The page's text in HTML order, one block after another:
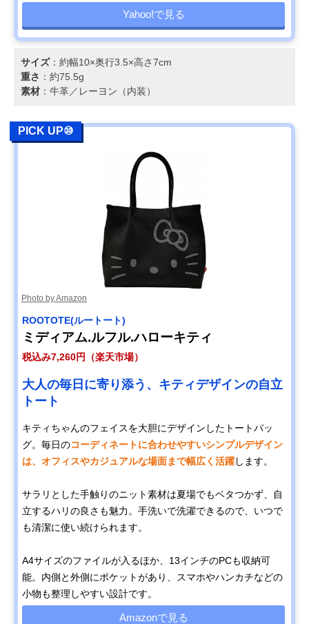
Yahoo!で見る
サイズ：約幅10×奥行3.5×高さ7cm
重さ ：約75.5g
素材 ：牛革／レーヨン（内装）
PICK UP⑩
Photo by Amazon
ROOTOTE(ルートート)
ミディアム.ルフル.ハローキティ
税込み7,260円（楽天市場）
大人の毎日に寄り添う、キティデザインの自立
トート
キティちゃんのフェイスを大胆にデザインしたトートバッ
グ。毎日のコーディネートに合わせやすいシンプルデザイン
は、オフィスやカジュアルな場面まで幅広く活躍します。
サラリとした手触りのニット素材は夏場でもベタつかず、自
立するハリの良さも魅力。手洗いで洗濯できるので、いつで
も清潔に使い続けられます。
A4サイズのファイルが入るほか、13インチのPCも収納可
能。内側と外側にポケットがあり、スマホやハンカチなどの
小物も整理しやすい設計です。
Amazonで見る